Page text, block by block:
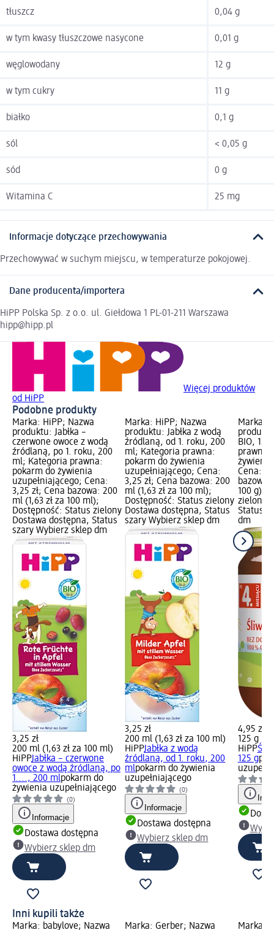
tłuszcz 0,04 g
w tym kwasy tłuszczowe nasycone 0,01 g
węglowodany 12 g
w tym cukry 11 g
białko 0,1 g
sól < 0,05 g
sód 0 g
Witamina C 25 mg
Informacje dotyczące przechowywania
Przechowywać w suchym miejscu, w temperaturze pokojowej.
Dane producenta/importera
HiPP Polska Sp. z o.o. ul. Giełdowa 1 PL-01-211 Warszawa
hipp@hipp.pl
Więcej produktów
od HiPP
Podobne produkty
Marka: HiPP; Nazwa
produktu: Jabłka –
czerwone owoce z wodą
źródlaną, po 1. roku, 200
ml; Kategoria prawna:
pokarm do żywienia
uzupełniającego; Cena:
3,25 zł; Cena bazowa: 200
ml (1,63 zł za 100 ml);
Dostępność: Status zielony
Dostawa dostępna, Status
szary Wybierz sklep dm
3,25 zł
200 ml (1,63 zł za 100 ml)
HiPPJabłka – czerwone
owoce z wodą źródlaną, po
1...., 200 mlpokarm do
żywienia uzupełniającego
(0)
Informacje
Dostawa dostępna
Wybierz sklep dm
Marka: HiPP; Nazwa
produktu: Jabłka z wodą
źródlaną, od 1. roku, 200
ml; Kategoria prawna:
pokarm do żywienia
uzupełniającego; Cena:
3,25 zł; Cena bazowa: 200
ml (1,63 zł za 100 ml);
Dostępność: Status zielony
Dostawa dostępna, Status
szary Wybierz sklep dm
3,25 zł
200 ml (1,63 zł za 100 ml)
HiPPJabłka z wodą
źródlaną, od 1. roku, 200
mlpokarm do żywienia
uzupełniającego
(0)
Informacje
Dostawa dostępna
Wybierz sklep dm
Marka:
BIO,
prawna:
Cena:
bazowa:
100 g);
zielony
Status
dm
4,95 zł
125 g
HiPP
125 g
Inni kupili także
Marka: babylove; Nazwa
Marka: Gerber; Nazwa
Marka: